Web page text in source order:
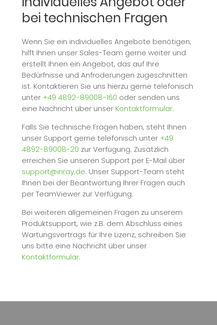
bei technischen Fragen
Wenn Sie ein individuelles Angebote benötigen,
hilft Ihnen unser Sales-Team gerne weiter und
erstellt Ihnen ein Angebot, das auf Ihre
Bedürfnisse und Anfroderungen zugeschnitten
ist. Kontaktieren Sie uns hierzu gerne telefonisch
unter +49 4892-89008-160 oder senden uns
eine Nachricht über unserKontaktformular.
Falls Sie technische Fragen haben, steht Ihnen
unser Support gerne telefonisch unter +49
4892-89008-20 zur Verfügung. Zusätzlich
erreichen Sie unseren Support per E-Mail über
support@inray.de. Unser Support-Team steht
Ihnen bei der Beantwortung Ihrer Fragen auch
per TeamViewer zur Verfügung.
Bei weiteren allgemeinen Fragen zu unserem
Produktsupport, wie z.B. dem Abschluss eines
Wartungsvertrags für Ihre Lizenz, schreiben Sie
uns bitte eine Nachricht über unser
Kontaktformular.